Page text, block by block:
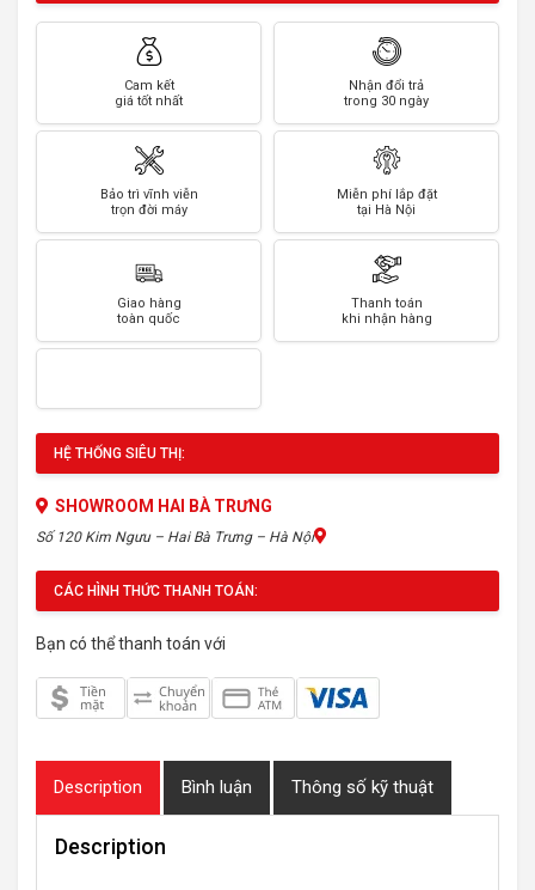
Cam kết
giá tốt nhất
Nhận đổi trả
trong 30 ngày
Bảo trì vĩnh viễn
trọn đời máy
Miễn phí lắp đặt
tại Hà Nội
Giao hàng
toàn quốc
Thanh toán
khi nhận hàng
HỆ THỐNG SIÊU THỊ:
SHOWROOM HAI BÀ TRƯNG
Số 120 Kim Ngưu – Hai Bà Trưng – Hà Nội
CÁC HÌNH THỨC THANH TOÁN:
Bạn có thể thanh toán với
Description Bình luận Thông số kỹ thuật
Description